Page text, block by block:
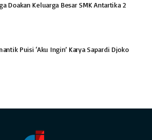
Doakan Keluarga Besar SMK Antartika 2
Puisi ‘Aku Ingin’ Karya Sapardi Djoko